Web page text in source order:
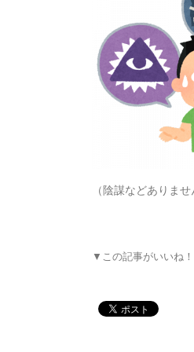
（陰謀などありま
▼この記事がいいね